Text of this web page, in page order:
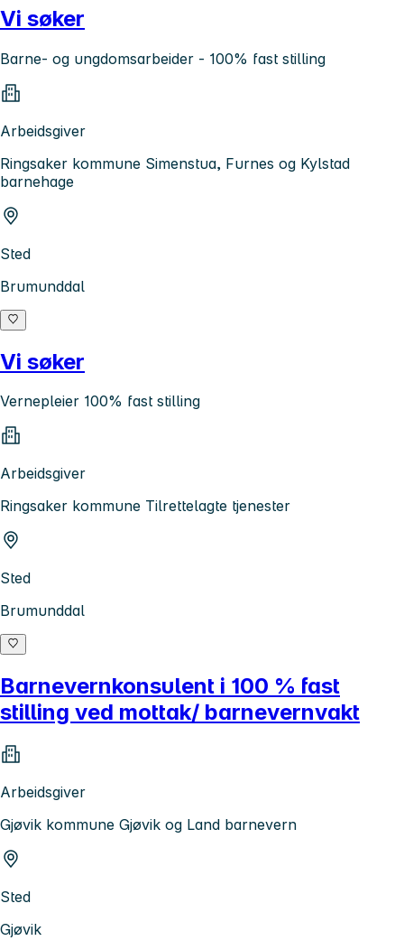
Vi søker
Barne- og ungdomsarbeider - 100% fast stilling
Arbeidsgiver
Ringsaker kommune Simenstua, Furnes og Kylstad
barnehage
Sted
Brumunddal
Vi søker
Vernepleier 100% fast stilling
Arbeidsgiver
Ringsaker kommune Tilrettelagte tjenester
Sted
Brumunddal
Barnevernkonsulent i 100 % fast
stilling ved mottak/ barnevernvakt
Arbeidsgiver
Gjøvik kommune Gjøvik og Land barnevern
Sted
Gjøvik